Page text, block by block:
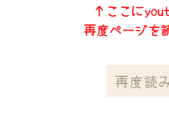
↑ここに
再度ページを
再度読